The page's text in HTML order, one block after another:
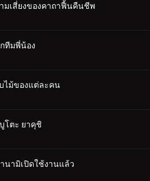
มเสี่ยงของคาถาฟื้นคืนชีพ
ทีมพี่น้อง
ไม้ของแต่ละคน
โตะ ยาคุชิ
นามิเปิดใช้งานแล้ว